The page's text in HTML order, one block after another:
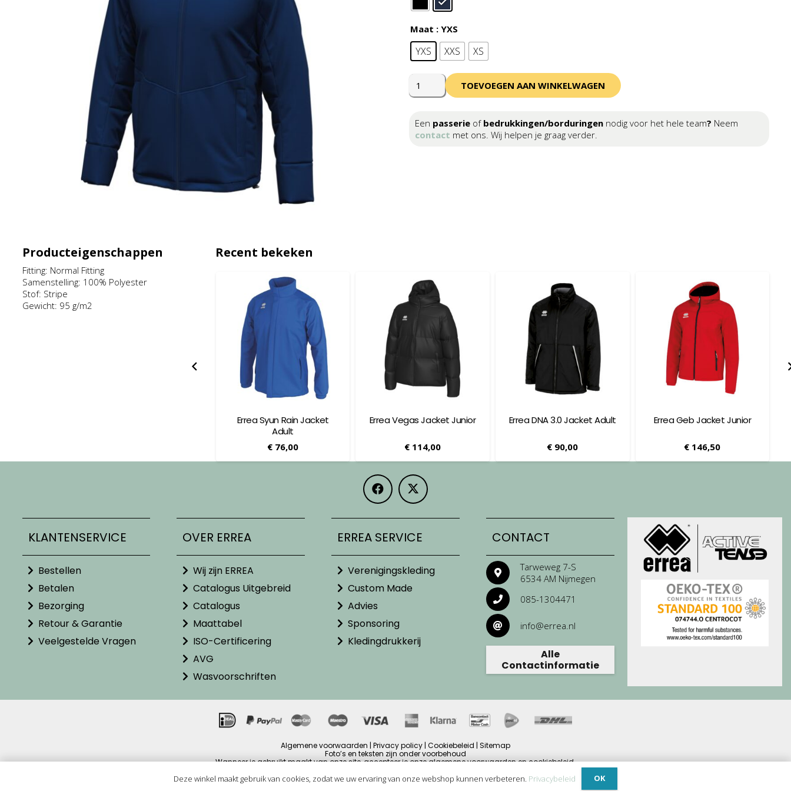
Maat : YXS
YXS XXS XS
Babylon
aantal
TOEVOEGEN AAN WINKELWAGEN
Een passerieof bedrukkingen/borduringennodig voor het hele team? Neem
contact met ons. Wij helpen je graag verder.
Producteigenschappen
Fitting: Normal Fitting
Samenstelling: 100% Polyester
Stof: Stripe
Gewicht: 95 g/m2
Recent bekeken
Errea Syun Rain Jacket
Adult
€ 76,00
Errea Vegas Jacket Junior
€ 114,00
Errea DNA 3.0 Jacket Adult
€ 90,00
Errea Geb Jacket Junior
€ 146,50
KLANTENSERVICE
Bestellen
Betalen
Bezorging
Retour & Garantie
Veelgestelde Vragen
OVER ERREA
Wij zijn ERREA
Catalogus Uitgebreid
Catalogus
Maattabel
ISO-Certificering
AVG
Wasvoorschriften
ERREA SERVICE
Verenigingskleding
Custom Made
Advies
Sponsoring
Kledingdrukkerij
CONTACT
Tarweweg 7-S
6534 AM Nijmegen
085-1304471
info@errea.nl
Alle
Contactinformatie
Algemene voorwaarden | Privacy policy | Cookiebeleid | Sitemap
Foto’s en teksten zijn onder voorbehoud
Wanneer je gebruikt maakt van onze site, accepteer je onze algemene voorwaarden en cookiebeleid.
Copyright © 2025
Deze winkel maakt gebruik van cookies, zodat we uw ervaring van onze webshop kunnen verbeteren. Privacybeleid OK